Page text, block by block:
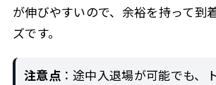
が伸びやすいので、余裕を持って到
ズです。
注意点：途中入退場が可能でも、